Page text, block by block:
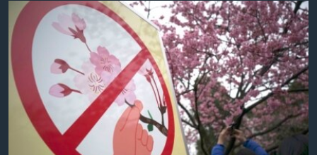
ອິດສະຫຼະພາບດ້ານການຂ່າວ
ຊີວິດຊາວລາວ
ຊຸມຊົນຊາວລາວ
ວິທະຍາສາດ-ເທັກໂນໂລຈີ
ທຸລະກິດ
ພາສາອັງກິດ